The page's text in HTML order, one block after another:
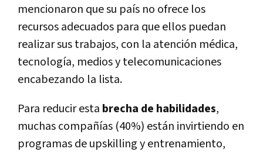
mencionaron que su país no ofrece los
recursos adecuados para que ellos puedan
realizar sus trabajos, con la atención médica,
tecnología, medios y telecomunicaciones
encabezando la lista.
Para reducir esta brecha de habilidades,
muchas compañías (40%) están invirtiendo en
programas de upskilling y entrenamiento,